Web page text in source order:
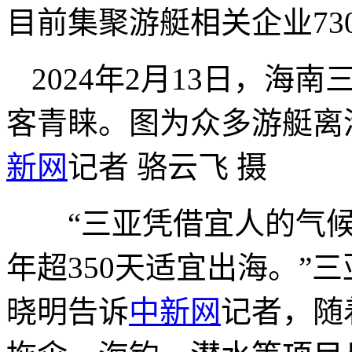
目前集聚游艇相关企业
2024年2月13日，海南
客青睐。图为众多游艇
新网记者 骆云飞 摄
“三亚凭借宜人的气候
年超350天适宜出海。”
晓明告诉中新网记者，